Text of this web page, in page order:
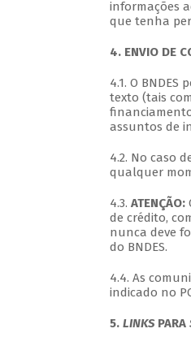
informações
que tenha
4. ENVIO DE
4.1. O
texto (tais
assuntos de
4.2. No caso
qualquer
4.3. ATENÇÃO:
de crédito,
nunca deve
do BNDES.
4.4. As
indicado no
5. LINKSPARA